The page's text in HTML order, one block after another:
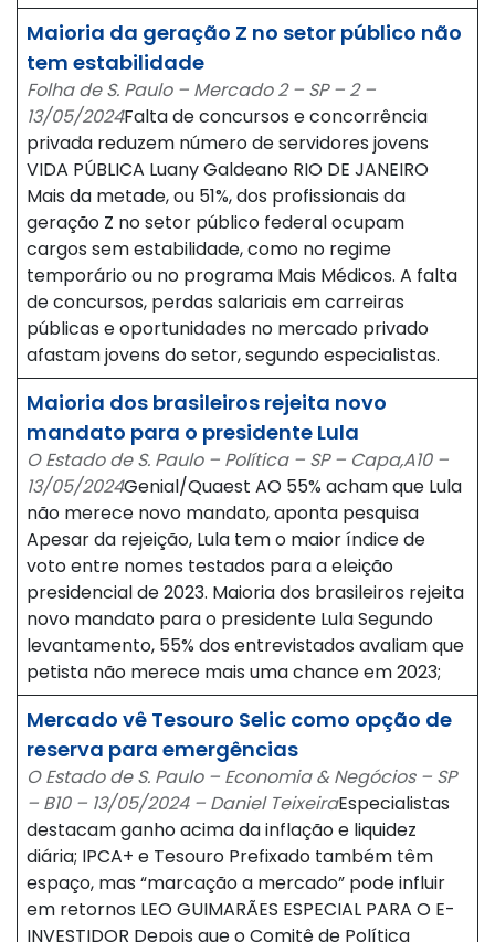
Maioria da geração Z no setor público não
tem estabilidade
Folha de S. Paulo – Mercado 2 – SP – 2 –
13/05/2024Falta de concursos e concorrência
privada reduzem número de servidores jovens
VIDA PÚBLICA Luany Galdeano RIO DE JANEIRO
Mais da metade, ou 51%, dos profissionais da
geração Z no setor público federal ocupam
cargos sem estabilidade, como no regime
temporário ou no programa Mais Médicos. A falta
de concursos, perdas salariais em carreiras
públicas e oportunidades no mercado privado
afastam jovens do setor, segundo especialistas.
Maioria dos brasileiros rejeita novo
mandato para o presidente Lula
O Estado de S. Paulo – Política – SP – Capa,A10 –
13/05/2024Genial/Quaest AO 55% acham que Lula
não merece novo mandato, aponta pesquisa
Apesar da rejeição, Lula tem o maior índice de
voto entre nomes testados para a eleição
presidencial de 2023. Maioria dos brasileiros rejeita
novo mandato para o presidente Lula Segundo
levantamento, 55% dos entrevistados avaliam que
petista não merece mais uma chance em 2023;
Mercado vê Tesouro Selic como opção de
reserva para emergências
O Estado de S. Paulo – Economia & Negócios – SP
– B10 – 13/05/2024 – Daniel TeixeiraEspecialistas
destacam ganho acima da inflação e liquidez
diária; IPCA+ e Tesouro Prefixado também têm
espaço, mas “marcação a mercado” pode influir
em retornos LEO GUIMARÃES ESPECIAL PARA O E-
INVESTIDOR Depois que o Comitê de Política